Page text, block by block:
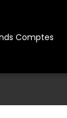
Comptes